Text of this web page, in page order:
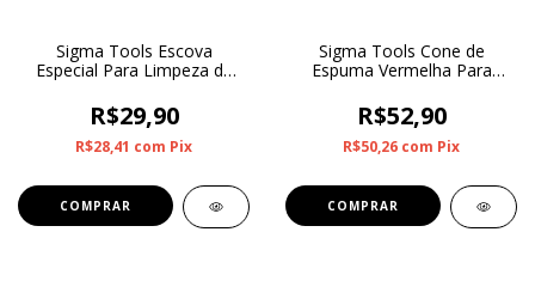
Sigma Tools Escova
Especial Para Limpeza de
R$29,90
R$28,41 com Pix
Sigma Tools Cone de
Espuma Vermelha Para
Cantos Macia
R$52,90
R$50,26 com Pix